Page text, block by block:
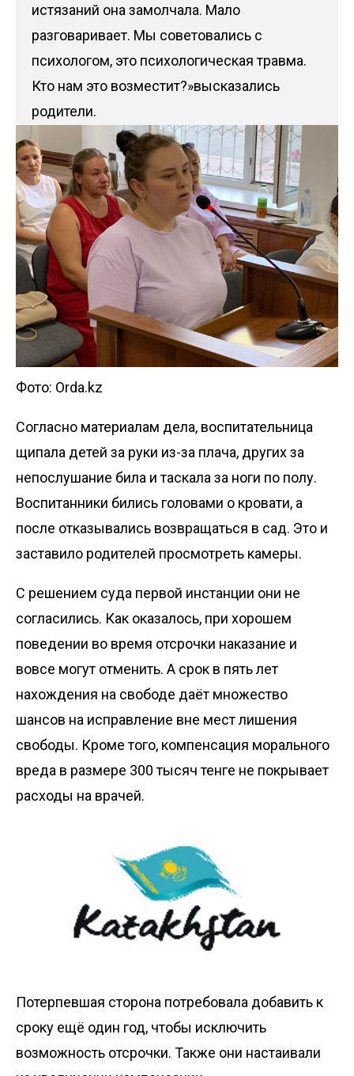
истязаний она замолчала. Мало
разговаривает. Мы советовались с
психологом, это психологическая травма.
Кто нам это возместит?»высказались
родители.
Фото: Orda.kz
Согласно материалам дела, воспитательница
щипала детей за руки из-за плача, других за
непослушание била и таскала за ноги по полу.
Воспитанники бились головами о кровати, а
после отказывались возвращаться в сад. Это и
заставило родителей просмотреть камеры.
С решением суда первой инстанции они не
согласились. Как оказалось, при хорошем
поведении во время отсрочки наказание и
вовсе могут отменить. А срок в пять лет
нахождения на свободе даёт множество
шансов на исправление вне мест лишения
свободы. Кроме того, компенсация морального
вреда в размере 300 тысяч тенге не покрывает
расходы на врачей.
Потерпевшая сторона потребовала добавить к
сроку ещё один год, чтобы исключить
возможность отсрочки. Также они настаивали